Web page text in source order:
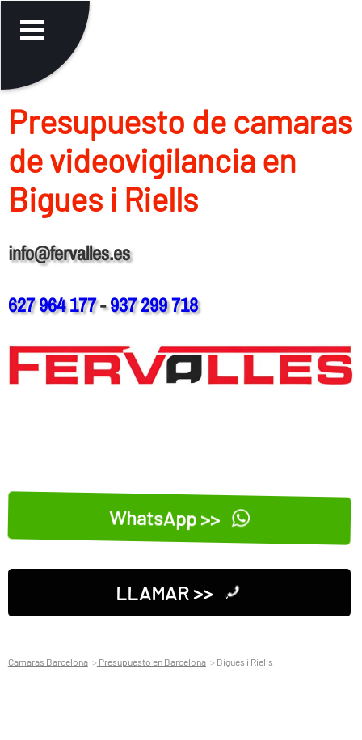
Presupuesto de camaras
de videovigilancia en
Bigues i Riells
info@fervalles.es
627 964 177-937 299 718
WhatsApp >>
LLAMAR >>
Camaras Barcelona Presupuesto en Barcelona Bigues i Riells